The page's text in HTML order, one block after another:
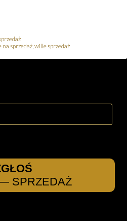
na sprzedaż,wille sprzedaż
SPRZEDAŻ